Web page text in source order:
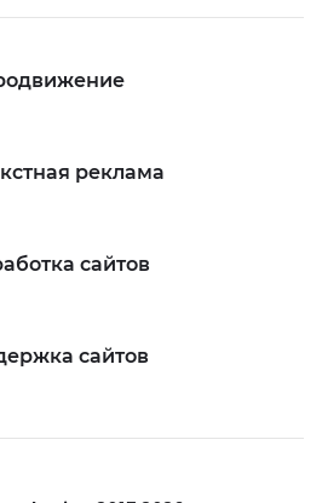
реклама
сайтов
сайтов